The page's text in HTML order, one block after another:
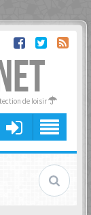
de loisir